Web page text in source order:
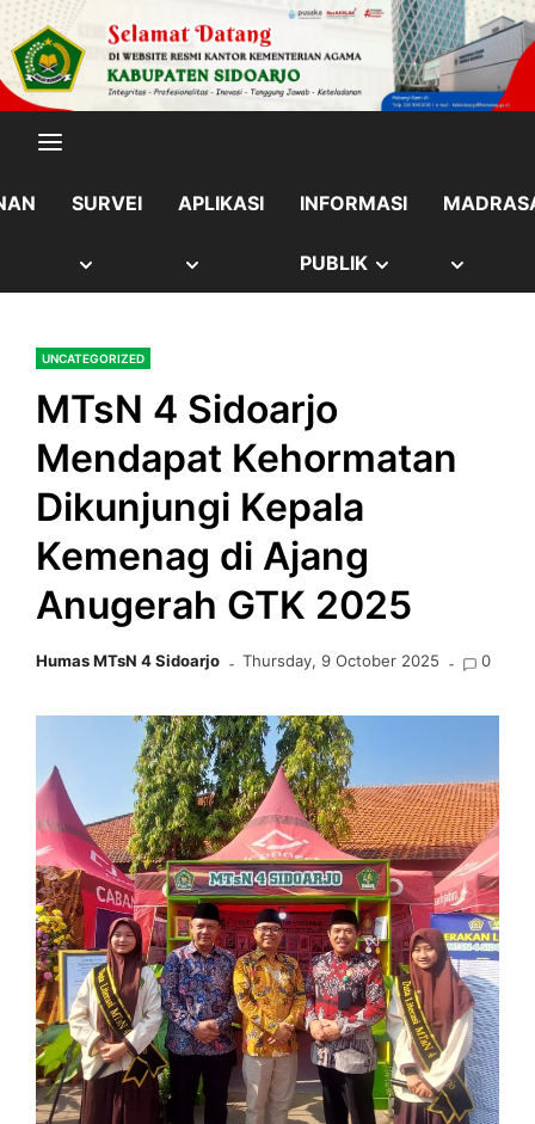
content
Skip
to
content
SURVEI APLIKASI INFORMASI
PUBLIK SHOW
UNCATEGORIZED
MTsN 4 Sidoarjo
Mendapat Kehormatan
Dikunjungi Kepala
Kemenag di Ajang
Anugerah GTK 2025
Humas MTsN 4 Sidoarjo Thursday, 9 October 2025 0